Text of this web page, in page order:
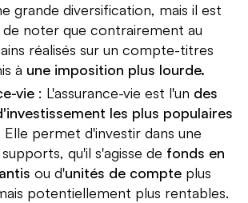
de comprendre l'importance de
de se lancer dans l'investissement.
épargne de précautiongarantit
permettant ainsi d'investir
grande sérénité.
grande diversification, mais il est
noter que contrairement au
réalisés sur un compte-titres
à une imposition plus lourde.
vie : L'assurance-vie est l'un des
les plus populaires
Elle permet d'investir dans une
qu'il s'agisse de fonds en
ou d'unités de compte plus
potentiellement plus rentables.